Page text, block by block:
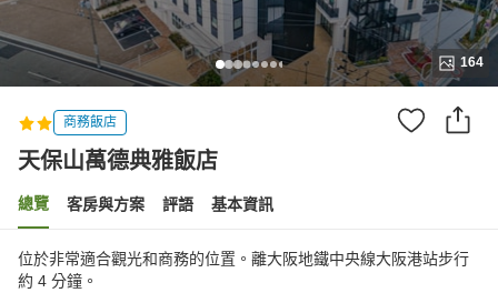
164
商務飯店
天保山萬德典雅飯店
總覽 客房與方案 評語 基本資訊
位於非常適合觀光和商務的位置。離大阪地鐵中央線大阪港站步行
約 4 分鐘。